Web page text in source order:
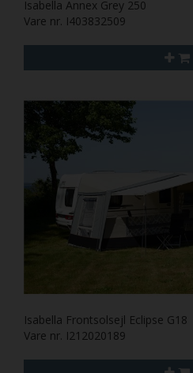
Isabella Annex Grey 250
Vare nr. I403832509
Isabella Frontsolsejl Eclipse G18
Vare nr. I212020189